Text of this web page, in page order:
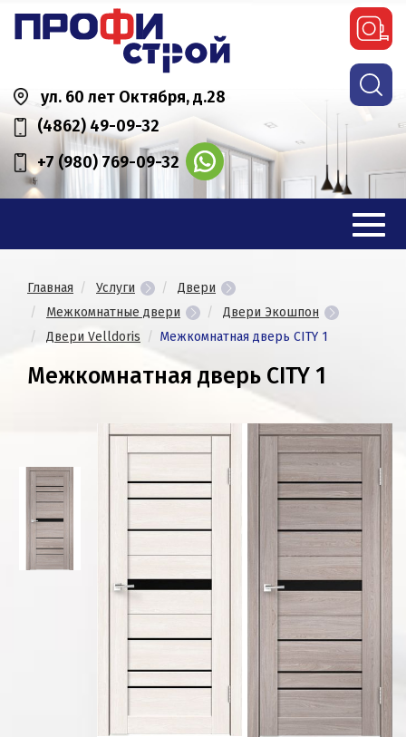
ул. 60 лет Октября, д.28
(4862) 49-09-32
+7 (980) 769-09-32
Главная Услуги
Двери
Межкомнатные двери
Двери Экошпон
Двери Velldoris
Межкомнатная дверь CITY 1
Межкомнатная дверь CITY 1